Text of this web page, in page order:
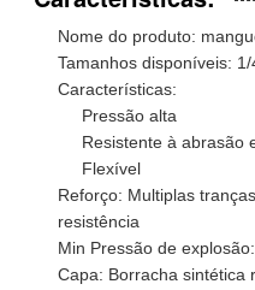
Nome do produto:
Tamanhos disponíveis: 1/
Características:
Pressão alta
Resistente à abrasão
Flexível
Reforço: Multiplas
resistência
Min Pressão de
Capa: Borracha sintética